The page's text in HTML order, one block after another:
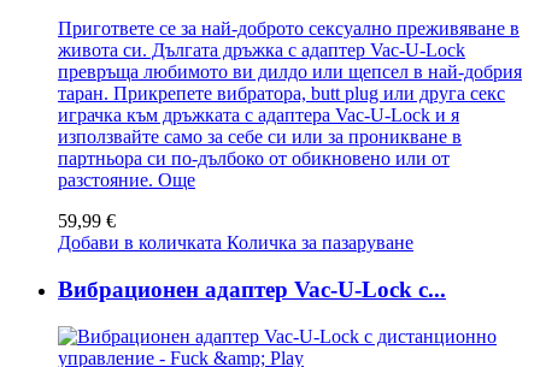
Пригответе се за най-доброто сексуално преживяване в
живота си. Дългата дръжка с адаптер Vac-U-Lock
превръща любимото ви дилдо или щепсел в най-добрия
таран. Прикрепете вибратора, butt plug или друга секс
играчка към дръжката с адаптера Vac-U-Lock и я
използвайте само за себе си или за проникване в
партньора си по-дълбоко от обикновено или от
разстояние. Още
59,99 €
Добави в количката Количка за пазаруване
Вибрационен адаптер Vac-U-Lock с...